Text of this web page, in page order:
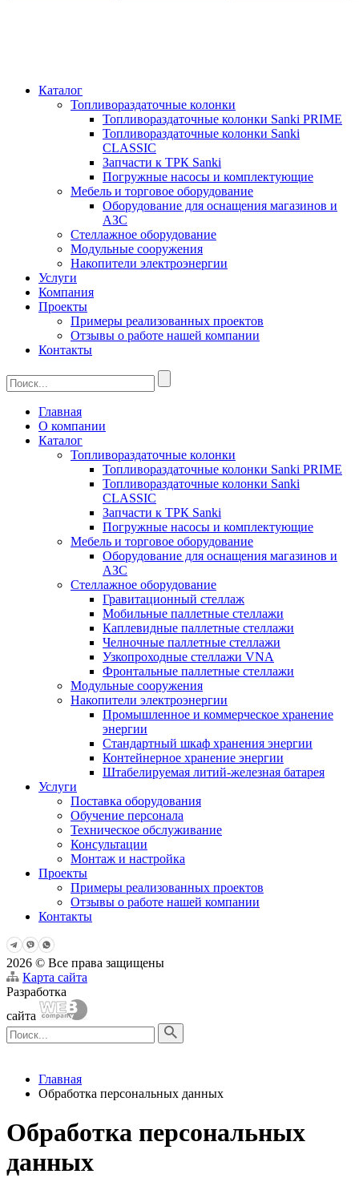
Каталог
Топливораздаточные колонки
Топливораздаточные колонки Sanki PRIME
Топливораздаточные колонки Sanki
CLASSIC
Запчасти к ТРК Sanki
Погружные насосы и комплектующие
Мебель и торговое оборудование
Оборудование для оснащения магазинов и
АЗС
Стеллажное оборудование
Модульные сооружения
Накопители электроэнергии
Услуги
Компания
Проекты
Примеры реализованных проектов
Отзывы о работе нашей компании
Контакты
Главная
О компании
Каталог
Топливораздаточные колонки
Топливораздаточные колонки Sanki PRIME
Топливораздаточные колонки Sanki
CLASSIC
Запчасти к ТРК Sanki
Погружные насосы и комплектующие
Мебель и торговое оборудование
Оборудование для оснащения магазинов и
АЗС
Стеллажное оборудование
Гравитационный стеллаж
Мобильные паллетные стеллажи
Каплевидные паллетные стеллажи
Челночные паллетные стеллажи
Узкопроходные стеллажи VNA
Фронтальные паллетные стеллажи
Модульные сооружения
Накопители электроэнергии
Промышленное и коммерческое хранение
энергии
Стандартный шкаф хранения энергии
Контейнерное хранение энергии
Штабелируемая литий-железная батарея
Услуги
Поставка оборудования
Обучение персонала
Техническое обслуживание
Консультации
Монтаж и настройка
Проекты
Примеры реализованных проектов
Отзывы о работе нашей компании
Контакты
2026 © Все права защищены
Карта сайта
Разработка
сайта
Главная
Обработка персональных данных
Обработка персональных
данных